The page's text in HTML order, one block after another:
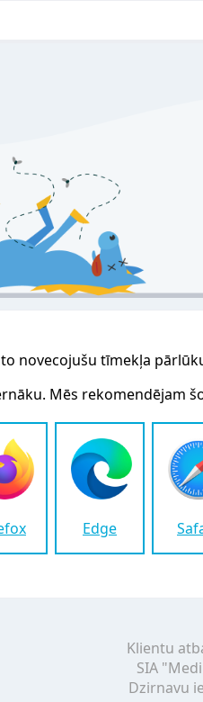
novecojušu tīmekļa
Mēs rekomendējam
Edge
Klientu
SIA
Dzirnavu